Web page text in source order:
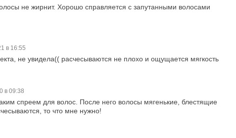
не жирнит. Хорошо справляется с запутанными волосами
в 16:55
не увидела(( расчесываются не плохо и ощущается мягкость
в 09:38
спреем для волос. После него волосы мягенькие, блестящие
то что мне нужно!